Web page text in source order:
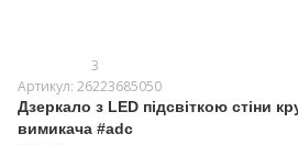
3
Артикул: 26223685050
Дзеркало з LED підсвіткою стіни
вимикача #adc